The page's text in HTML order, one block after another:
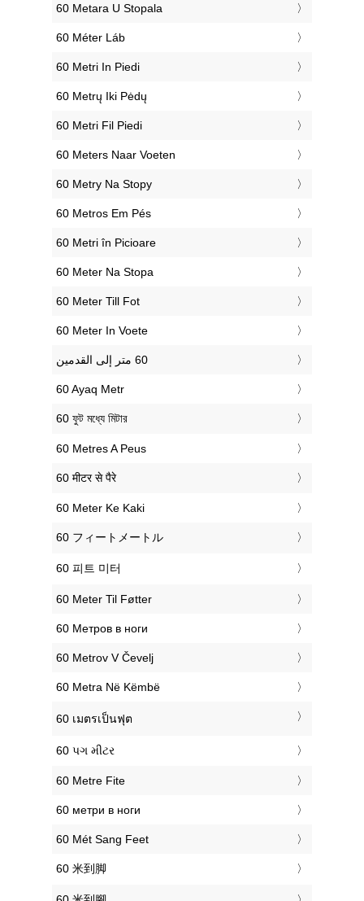
‎60 Metara U Stopala
‎60 Méter Láb
‎60 Metri In Piedi
‎60 Metrų Iki Pėdų
‎60 Metri Fil Piedi
‎60 Meters Naar Voeten
‎60 Metry Na Stopy
‎60 Metros Em Pés
‎60 Metri în Picioare
‎60 Meter Na Stopa
‎60 Meter Till Fot
‎60 Meter In Voete
‎60 Ayaq Metr
‎60 ফুট মধ্যে মিটার
‎60 Metres A Peus
‎60 मीटर से पैरे
‎60 Meter Ke Kaki
‎60 フィートメートル
‎60 피트 미터
‎60 Meter Til Føtter
‎60 Метров в ноги
‎60 Metrov V Čevelj
‎60 Metra Në Këmbë
‎60 เมตรเป็นฟุต
‎60 પગ મીટર
‎60 Metre Fite
‎60 метри в ноги
‎60 Mét Sang Feet
‎60 米到脚